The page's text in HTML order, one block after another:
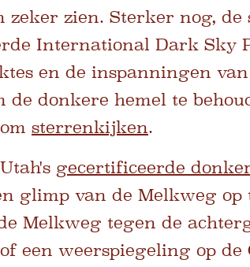
zien. Sterker nog, de
International Dark Sky
en de inspanningen
de donkere hemel te
sterrenkijken.
gecertificeerde
​​glimp van de Melkweg op
Melkweg tegen de
een weerspiegeling op